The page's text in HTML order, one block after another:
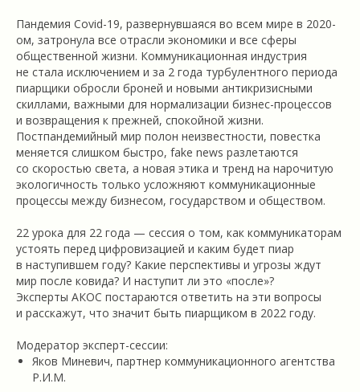
Пандемия Covid-19, развернувшаяся во всем мире в 2020-
ом, затронула все отрасли экономики и все сферы
общественной жизни. Коммуникационная индустрия
не стала исключением и за 2 года турбулентного периода
пиарщики обросли броней и новыми антикризисными
скиллами, важными для нормализации бизнес-процессов
и возвращения к прежней, спокойной жизни.
Постпандемийный мир полон неизвестности, повестка
меняется слишком быстро, fake news разлетаются
со скоростью света, а новая этика и тренд на нарочитую
экологичность только усложняют коммуникационные
процессы между бизнесом, государством и обществом.
22 урока для 22 года — сессия о том, как коммуникаторам
устоять перед цифровизацией и каким будет пиар
в наступившем году? Какие перспективы и угрозы ждут
мир после ковида? И наступит ли это «после»?
Эксперты АКОС постараются ответить на эти вопросы
и расскажут, что значит быть пиарщиком в 2022 году.
Модератор эксперт-сессии:
Яков Миневич, партнер коммуникационного агентства
Р.И.М.